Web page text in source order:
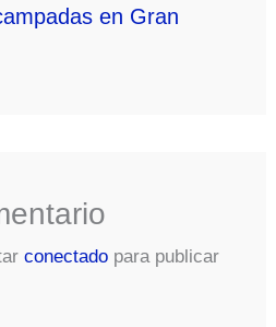
en Gran
conectadopara publicar